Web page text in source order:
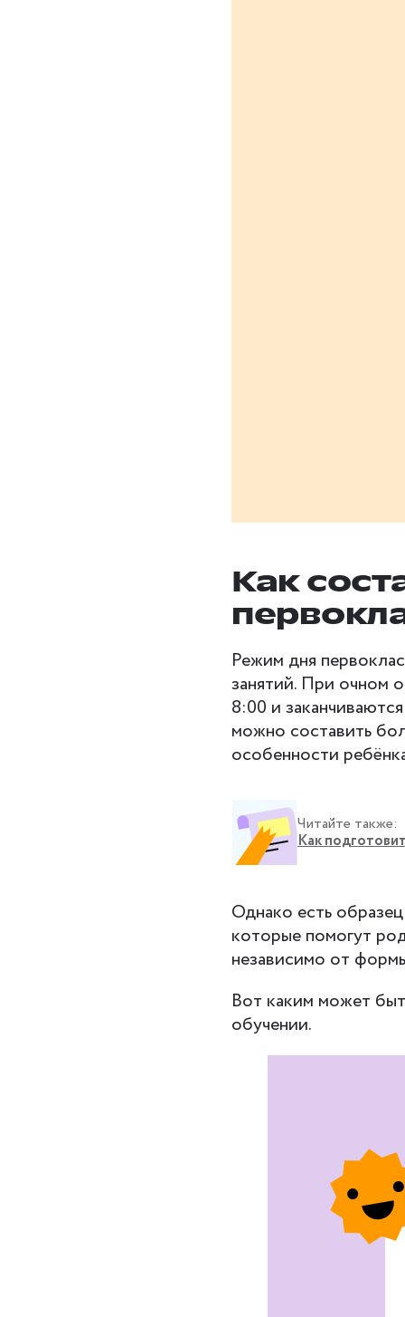
Как
Режим дня
занятий. При очном
8:00 и
можно составить
особенности
Читайте также:
Как
Однако есть
которые помогут
независимо от
Вот каким может
обучении.